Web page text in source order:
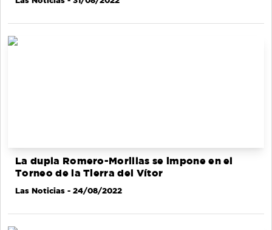
La dupla Romero-Morillas se impone en el
Torneo de la Tierra del Vítor
Las Noticias - 24/08/2022